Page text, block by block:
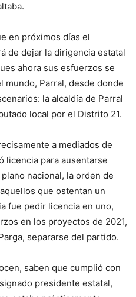
en próximos días el
de dejar la dirigencia estatal
ahora sus esfuerzos se
mundo, Parral, desde donde
la alcaldía de Parral
local por el Distrito 21.
a mediados de
licencia para ausentarse
nacional, la orden de
que ostentan un
fue pedir licencia en uno,
en los proyectos de 2021,
separarse del partido.
saben que cumplió con
presidente estatal,